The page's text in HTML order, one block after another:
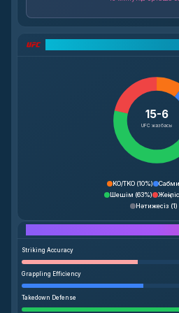
15-6
UFC жазбасы
KO/TKO (10%)
Шешім (63%)
Нәтижесіз (1)
Striking Accuracy
Grappling Efficiency
Takedown Defense